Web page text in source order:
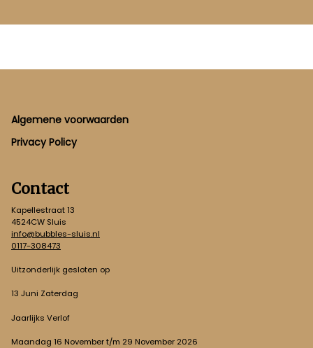
Footer
Algemene voorwaarden
Privacy Policy
Contact
Kapellestraat 13
4524CW Sluis
info@bubbles-sluis.nl
0117-308473
Uitzonderlijk gesloten op
13 Juni Zaterdag
Jaarlijks Verlof
Maandag 16 November t/m 29 November 2026